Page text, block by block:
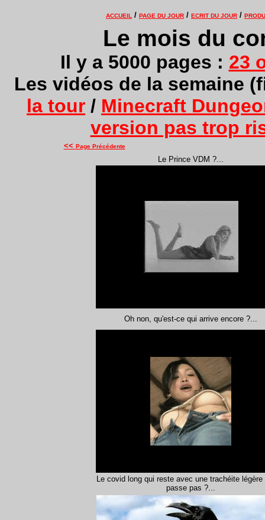
ACCUEIL / PAGE DU JOUR / ECRIT DU JOUR /
Le mois du
Il y a 5000 pages : 23
Les vidéos de la semaine
la tour / Minecraft
version pas trop
<< Page Précédente
Le Prince VDM ?...
Oh non, qu'est-ce qui arrive encore ?...
Le covid long qui reste avec une trachéite légère
passe pas ?...